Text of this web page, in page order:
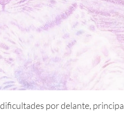
por delante,